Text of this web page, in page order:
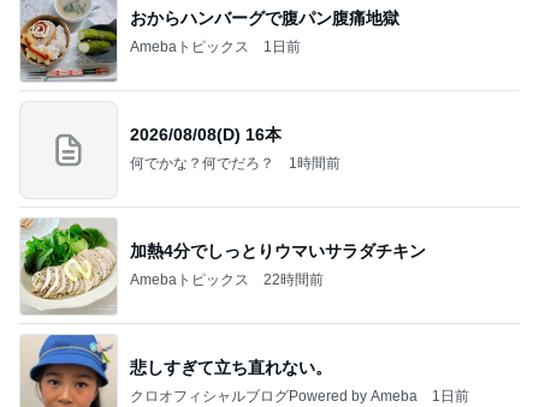
おからハンバーグで腹パン腹痛地獄
Amebaトピックス 1日前
2026/08/08(D) 16本
何でかな？何でだろ？ 1時間前
加熱4分でしっとりウマいサラダチキン
Amebaトピックス 22時間前
悲しすぎて立ち直れない。
クロオフィシャルブログPowered by Ameba 1日前